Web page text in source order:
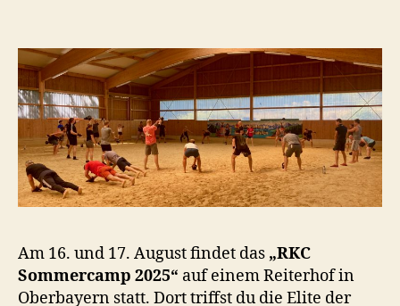
n
Am 16. und 17. August findet das „RKC
Sommercamp 2025“ auf einem Reiterhof in
Oberbayern statt. Dort triffst du die Elite der